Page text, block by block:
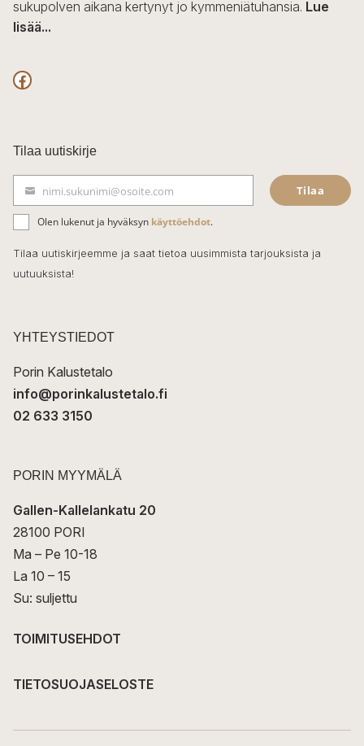
sukupolven aikana kertynyt jo kymmeniätuhansia. Lue
lisää...
F
c
e
b
o
o
k
Tilaa uutiskirje
ä
h
k
p
t
nimi.sukunimi@osoite.com Tilaa
Olen lukenut ja hyväksyn käyttöehdot.
Tilaa uutiskirjeemme ja saat tietoa uusimmista tarjouksista ja
uutuuksista!
YHTEYSTIEDOT
Porin Kalustetalo
info@porinkalustetalo.fi
02 633 3150
PORIN MYYMÄLÄ
Gallen-Kallelankatu 20
28100 PORI
Ma – Pe 10-18
La 10 – 15
Su: suljettu
TOIMITUSEHDOT
TIETOSUOJASELOSTE